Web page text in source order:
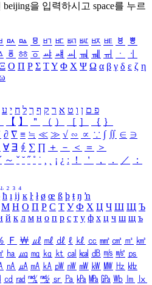
beijing을 입력하시고 space를 누르
ㅯ ㅰ ㅱ ㅲ ㅳ ㅴ ㅵ ㅶ ㅷ ㅸ
ㅹ
ㆄ ㆅ ㆆ ㆇ ㆈ ㆉ ㆊ ㆋ ㆌ ㆍ
ㆎ
Ξ Ο Π Ρ Σ ΤΥ Φ Χ Ψ Ω α β γ δ ε ζ η
פ ם ן ו ט א ר ק ף ך ל ח י ע
【 】 ＂ （ ） ［ ］ ｛ ｝
∂ ∇ ≡ ≒ ≪ ≫ √ ∽ ∝ ∵ ∫ ∬ ∈ ∋
∀ ∃ ∮ ∑ ∏ ＋ － ＜ ＝
＞
´ ～ ˇ ˘ ˝ ˚ ˙ ¸ ¡ ¿ ː ！ ＇ ， ． ／
：
₁ ₂ ₃ ₄
ħ ı ĳ ĸ ŀ ł ø œ ß þ ŧ ŋ ŉ
М Н О П Р С Т У Ф Х Ц Ч Ш Щ Ъ
й к л м н о п р с т у ф х ц ч ш щ ъ
Ｆ ￦ ㎕ ㎖ ㎗ ℓ ㎘ ㏄ ㎣ ㎤ ㎥ ㎦
㏊ ㎍ ㎎ ㎏ ㏏ ㎈ ㎉ ㏈ ㎧ ㎨ ㎰
㎁ ㎂ ㎃ ㎄ ㎺ ㎻ ㎽ ㎾ ㎿ ㎐ ㎑
㏅ ㎭ ㎮ ㎯ ㏛ ㎩ ㎪ ㎫ ㎬ ㏝ ㏐
㏓